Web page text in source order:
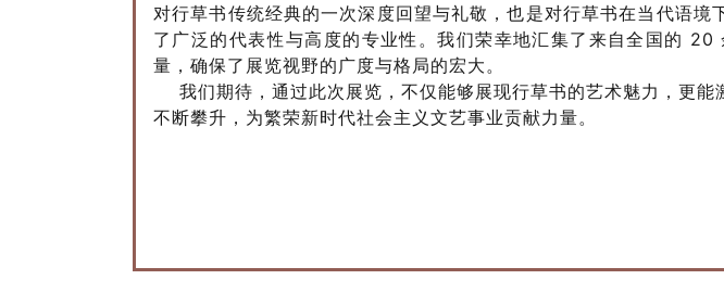
对行草书传统经典的一次深度回望与礼敬，也是对行草书在当代语
了广泛的代表性与高度的专业性。我们荣幸地汇集了来自全国的
量，确保了展览视野的广度与格局的宏大。
我们期待，通过此次展览，不仅能够展现行草书的艺术魅力，更
不断攀升，为繁荣新时代社会主义文艺事业贡献力量。